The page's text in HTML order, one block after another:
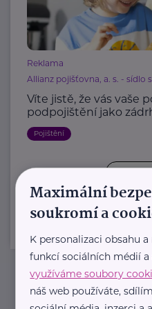
Reklama
Allianz pojišťovna, a. s. - sídlo
Víte jistě, že vás vaše
podpojištění jako
Pojištění
Maximální
soukromí a
K personalizaci obsahu
funkcí sociálních médií a
využíváme soubory
náš web používáte,